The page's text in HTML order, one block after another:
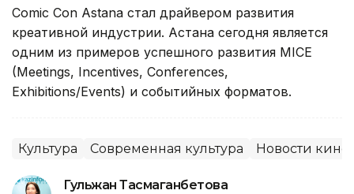
Comic Con Astana стал драйвером развития
креативной индустрии. Астана сегодня является
одним из примеров успешного развития MICE
(Meetings, Incentives, Conferences,
Exhibitions/Events) и событийных форматов.
Культура Современная культура Новости кино
Гульжан Тасмаганбетова